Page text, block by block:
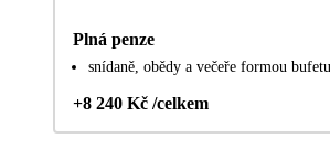
Plná penze
snídaně, obědy a večeře formou bufetu
+8 240 Kč /celkem